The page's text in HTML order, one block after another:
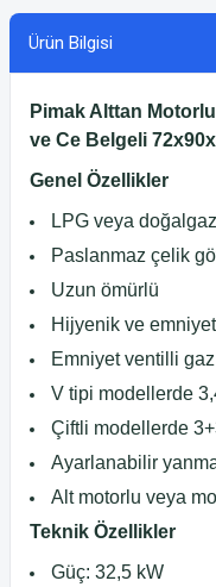
Ürün Bilgisi
Pimak Alttan Motorlu
ve Ce Belgeli
Genel Özellikler
LPG veya
Paslanmaz çelik
Uzun ömürlü
Hijyenik ve
Emniyet ventilli
V tipi modellerde 3,4
Çiftli modellerde
Ayarlanabilir
Alt motorlu veya
Teknik Özellikler
Güç: 32,5 kW